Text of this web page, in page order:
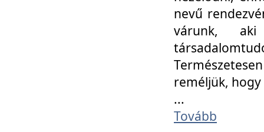
nevű
várunk, aki
reméljük,
...
Tovább